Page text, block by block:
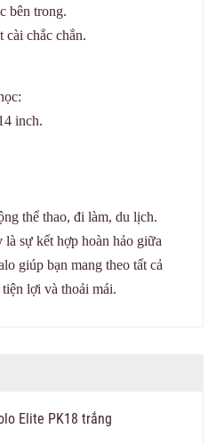
bên trong.
cài chắc chắn.
inch.
thể thao, đi làm, du lịch.
là sự kết hợp hoàn hảo giữa
giúp bạn mang theo tất cả
lợi và thoải mái.
Elite PK18 trắng